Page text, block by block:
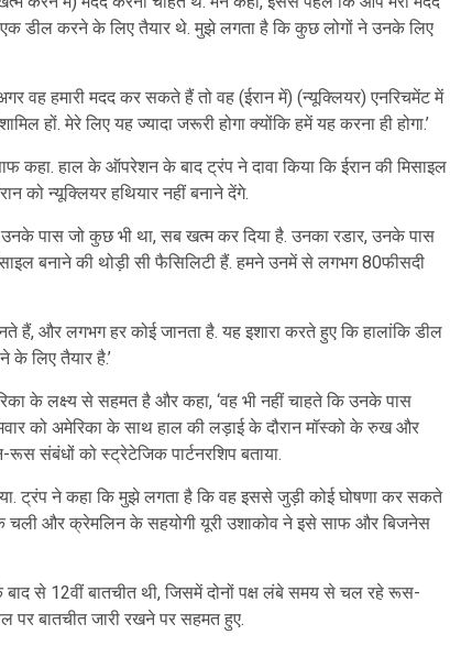
डील करने के लिए तैयार थे. मुझे लगता है कि कुछ लोगों ने उनके लिए
वह हमारी मदद कर सकते हैं तो वह (ईरान में) (न्यूक्लियर) एनरिचमेंट में
हों. मेरे लिए यह ज्यादा जरूरी होगा क्योंकि हमें यह करना ही होगा.’
कहा. हाल के ऑपरेशन के बाद ट्रंप ने दावा किया कि ईरान की मिसाइल
को न्यूक्लियर हथियार नहीं बनाने देंगे.
पास जो कुछ भी था, सब खत्म कर दिया है. उनका रडार, उनके पास
बनाने की थोड़ी सी फैसिलिटी हैं. हमने उनमें से लगभग 80फीसदी
हैं, और लगभग हर कोई जानता है. यह इशारा करते हुए कि हालांकि डील
के लिए तैयार है.’
के लक्ष्य से सहमत है और कहा, ‘वह भी नहीं चाहते कि उनके पास
को अमेरिका के साथ हाल की लड़ाई के दौरान मॉस्को के रुख और
रूस संबंधों को स्ट्रेटेजिक पार्टनरशिप बताया.
ट्रंप ने कहा कि मुझे लगता है कि वह इससे जुड़ी कोई घोषणा कर सकते
चली और क्रेमलिन के सहयोगी यूरी उशाकोव ने इसे साफ और बिजनेस
से 12वीं बातचीत थी, जिसमें दोनों पक्ष लंबे समय से चल रहे रूस-
बातचीत जारी रखने पर सहमत हुए.